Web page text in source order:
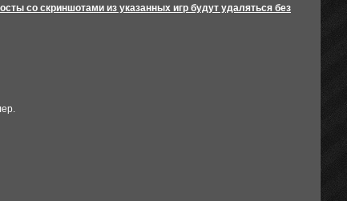
со скриншотами из указанных игр будут удаляться без